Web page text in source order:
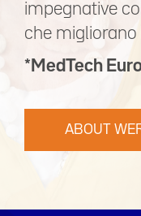
impegnative
che migliorano
*MedTech
ABOUT